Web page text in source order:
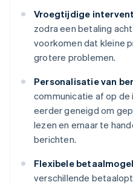
Vroegtijdige
zodra een betaling
voorkomen dat kleine
grotere problemen.
Personalisatie van
communicatie af op de
eerder geneigd om
lezen en ernaar te
berichten.
Flexibele
verschillende